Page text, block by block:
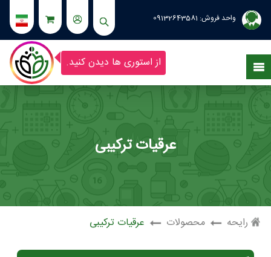
واحد فروش: 09132643581
از استوری ها دیدن کنید.
عرقیات ترکیبی
رایحه محصولات عرقیات ترکیبی